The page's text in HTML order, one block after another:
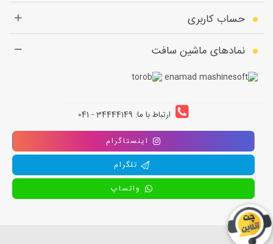
حساب کاربری
نمادهای ماشین سافت
ارتباط با ما: 34444149 - 041
اینستاگرام
تلگرام
واتساپ